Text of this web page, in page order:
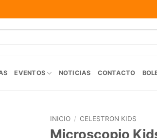
EVENTOS NOTICIAS CONTACTO
INICIO / CELESTRON KIDS
Microscopio